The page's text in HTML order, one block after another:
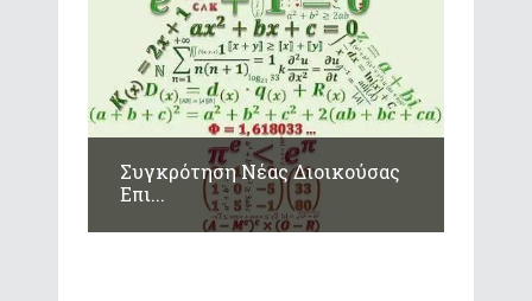
Συγκρότηση Νέας Διοικούσας
Επι...